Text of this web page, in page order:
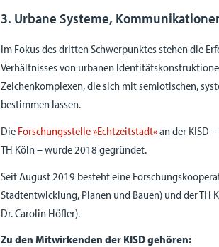
3. Urbane Systeme,
Im Fokus des dritten Schwerpunktes stehen die
Verhältnisses von urbanen
Zeichenkomplexen, die sich mit semiotischen,
bestimmen lassen.
Die Forschungsstelle »Echtzeitstadt«an der KISD
TH Köln – wurde 2018 gegründet.
Seit August 2019 besteht eine
Stadtentwicklung, Planen und Bauen) und der TH
Dr. Carolin Höfler).
Zu den Mitwirkenden der KISD gehören: